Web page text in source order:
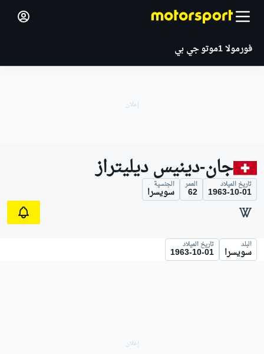
فورمولا 1 موتو جي بي
جان-دينيس ديليتراز
تاريخ الميلاد
1963-10-01
العمر
62
الجنسية
سويسرا
البلد
سويسرا
تاريخ الميلاد
1963-10-01